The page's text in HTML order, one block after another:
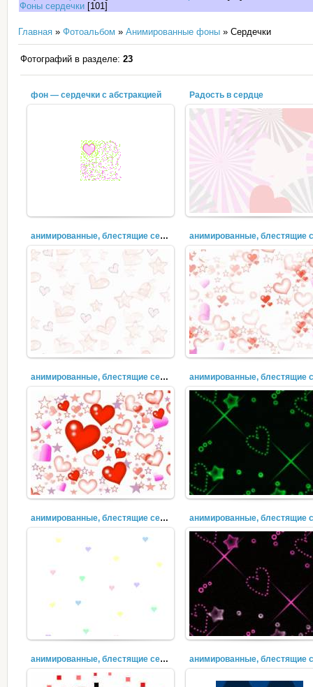
Фоны сердечки [101]
Главная » Фотоальбом » Анимированные фоны » Сердечки
Фотографий в разделе: 23
фон — сердечки с абстракцией
фон — сердечки с абстракцией
Радость в сердце
Фон, который передает
анимированные, блестящие сердечки (5)
анимированные, блестящие сердечки (2)
анимированные, блестящие сердечки (20)
анимированные, блестящие сердечки (17)